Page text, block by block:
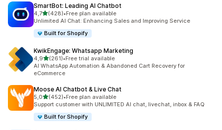
SmartBot: Leading AI Chatbot
4,7de 5 estrelas
(428)
428 total de avaliações
•Free plan available
Unlimited AI Chat: Enhancing Sales and Improving Service
Built for Shopify
KwikEngage: Whatsapp Marketing
4,9de 5 estrelas
(261)
261 total de avaliações
•Free trial available
AI WhatsApp Automation & Abandoned Cart Recovery for
eCommerce
Moose AI Chatbot & Live Chat
5,0de 5 estrelas
(452)
452 total de avaliações
•Free plan available
Support customer with UNLIMITED AI chat, livechat, inbox & FAQ
Built for Shopify